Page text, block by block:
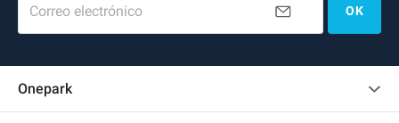
Correo electrónico OK
Onepark